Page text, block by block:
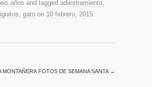
años and tagged adiestramiento
gato on 10 febrero, 2015
MONTAÑERA FOTOS DE SEMANA SANTA →